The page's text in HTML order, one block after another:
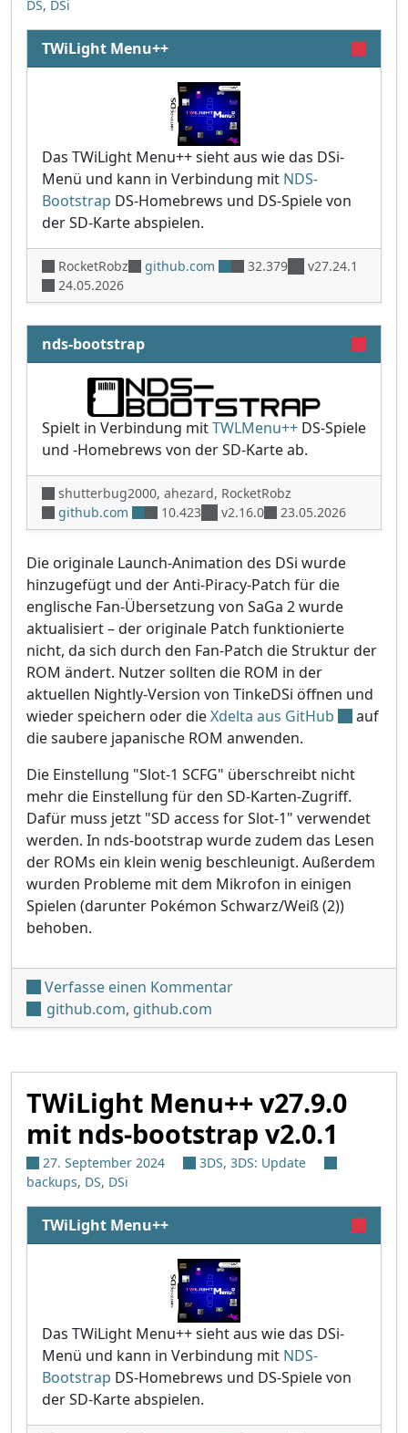
DS, DSi
TWiLight Menu++
Das TWiLight Menu++ sieht aus wie das DSi-
Menü und kann in Verbindung mit NDS-
Bootstrap DS-Homebrews und DS-Spiele von
der SD-Karte abspielen.
RocketRobz github.com 32.379
v27.24.1
24.05.2026
nds-bootstrap
Spielt in Verbindung mitTWLMenu++ DS-Spiele
und -Homebrews von der SD-Karte ab.
shutterbug2000, ahezard, RocketRobz
github.com
10.423 v2.16.0 23.05.2026
Die originale Launch-Animation des DSi wurde
hinzugefügt und der Anti-Piracy-Patch für die
englische Fan-Übersetzung von SaGa 2 wurde
aktualisiert – der originale Patch funktionierte
nicht, da sich durch den Fan-Patch die Struktur der
ROM ändert. Nutzer sollten die ROM in der
aktuellen Nightly-Version von TinkeDSi öffnen und
wieder speichern oder dieXdelta aus GitHub
auf
die saubere japanische ROM anwenden.
Die Einstellung "Slot-1 SCFG" überschreibt nicht
mehr die Einstellung für den SD-Karten-Zugriff.
Dafür muss jetzt "SD access for Slot-1" verwendet
werden. In nds-bootstrap wurde zudem das Lesen
der ROMs ein klein wenig beschleunigt. Außerdem
wurden Probleme mit dem Mikrofon in einigen
Spielen (darunter Pokémon Schwarz/Weiß (2))
behoben.
Verfasse einen Kommentarunter 'TWiLight Menu++
github.com, github.com
TWiLight Menu++ v27.9.0
mit nds-bootstrap v2.0.1
27. September 2024 3DS, 3DS: Update
backups, DS, DSi
TWiLight Menu++
Das TWiLight Menu++ sieht aus wie das DSi-
Menü und kann in Verbindung mit NDS-
Bootstrap DS-Homebrews und DS-Spiele von
der SD-Karte abspielen.